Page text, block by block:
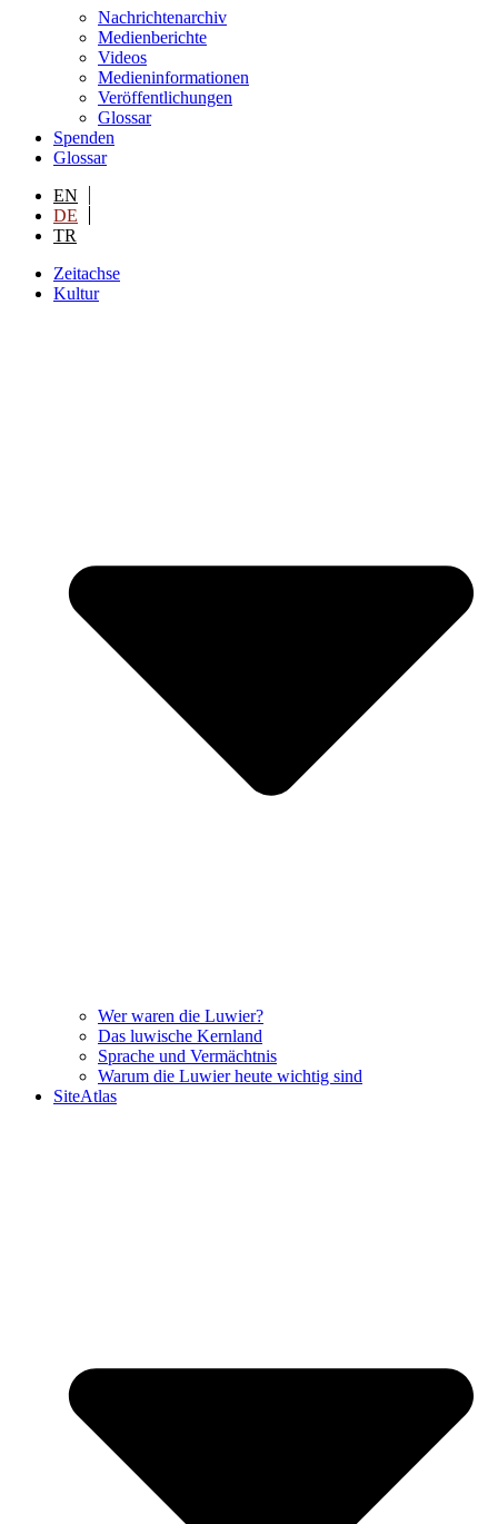
Nachrichtenarchiv
Medienberichte
Videos
Medieninformationen
Veröffentlichungen
Glossar
Spenden
Glossar
EN
DE
TR
Zeitachse
Kultur
Wer waren die Luwier?
Das luwische Kernland
Sprache und Vermächtnis
Warum die Luwier heute wichtig sind
SiteAtlas